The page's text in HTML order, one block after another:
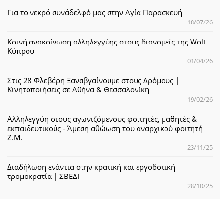
Για το νεκρό συνάδελφό μας στην Αγία Παρασκευή
18/07/26
Κοινή ανακοίνωση αλληλεγγύης στους διανομείς της Wolt
Κύπρου
01/04/26
Στις 28 Φλεβάρη Ξαναβγαίνουμε στους Δρόμους |
Κινητοποιήσεις σε Αθήνα & Θεσσαλονίκη
19/02/26
Αλληλεγγύη στους αγωνιζόμενους φοιτητές, μαθητές &
εκπαιδευτικούς - Άμεση αθώωση του αναρχικού φοιτητή
Ζ.Μ.
23/11/25
Διαδήλωση ενάντια στην κρατική και εργοδοτική
τρομοκρατία | ΣΒΕΔΙ
28/10/25